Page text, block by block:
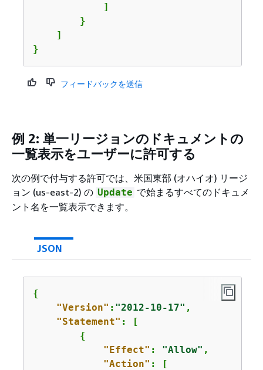
            ]
        }
    ]
}
フィードバックを送信
例 2: 単一リージョンのドキュメントの
一覧表示をユーザーに許可する
次の例で付与する許可では、米国東部 (オハイオ) リージ
ョン (us-east-2) の Update で始まるすべてのドキュメ
ント名を一覧表示できます。
JSON
{
"Version" : "2012-10-17" ,
"Statement" : [
{
"Effect" : "Allow" ,
"Action" : [